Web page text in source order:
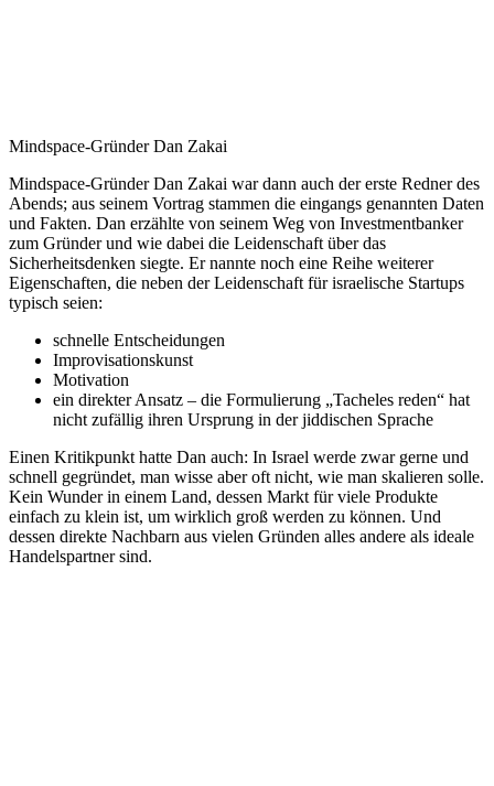
Mindspace-Gründer Dan Zakai
Mindspace-Gründer Dan Zakai war dann auch der erste Redner des
Abends; aus seinem Vortrag stammen die eingangs genannten Daten
und Fakten. Dan erzählte von seinem Weg von Investmentbanker
zum Gründer und wie dabei die Leidenschaft über das
Sicherheitsdenken siegte. Er nannte noch eine Reihe weiterer
Eigenschaften, die neben der Leidenschaft für israelische Startups
typisch seien:
schnelle Entscheidungen
Improvisationskunst
Motivation
ein direkter Ansatz – die Formulierung „Tacheles reden“ hat
nicht zufällig ihren Ursprung in der jiddischen Sprache
Einen Kritikpunkt hatte Dan auch: In Israel werde zwar gerne und
schnell gegründet, man wisse aber oft nicht, wie man skalieren solle.
Kein Wunder in einem Land, dessen Markt für viele Produkte
einfach zu klein ist, um wirklich groß werden zu können. Und
dessen direkte Nachbarn aus vielen Gründen alles andere als ideale
Handelspartner sind.